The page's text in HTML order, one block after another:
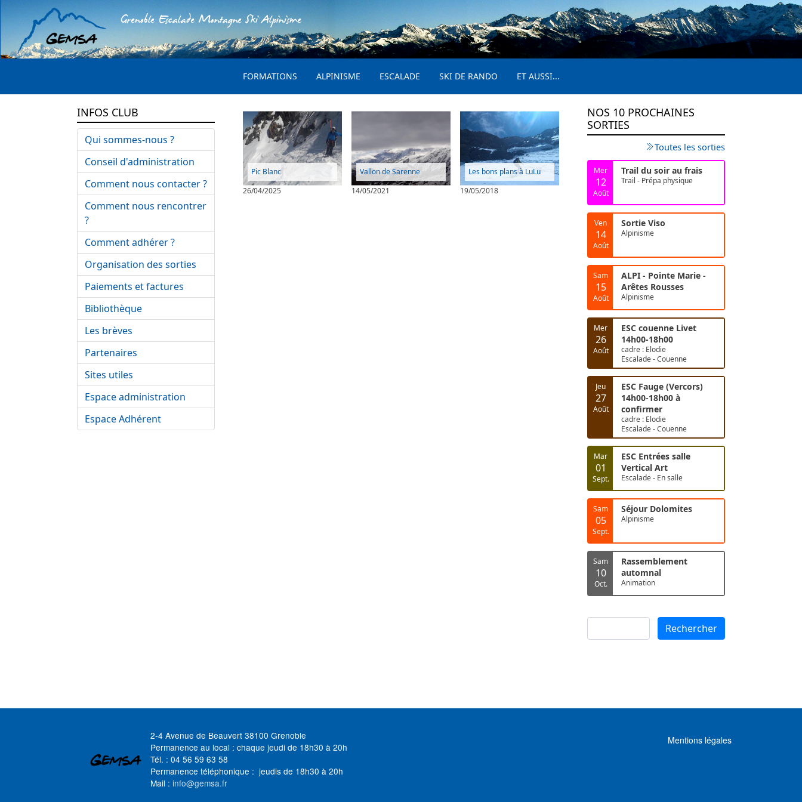
Aller au contenu principal
Grenoble Escalade Montagne Ski Alpinisme
FORMATIONS ALPINISME ESCALADE SKI DE RANDO ET AUSSI...
Pic Blanc
26/04/2025
Vallon de Sarenne
14/05/2021
Les bons plans à LuLu
19/05/2018
INFOS CLUB
Qui sommes-nous ?
Conseil d'administration
Comment nous contacter ?
Comment nous rencontrer
?
Comment adhérer ?
Organisation des sorties
Paiements et factures
Bibliothèque
Les brèves
Partenaires
Sites utiles
Espace administration
Espace Adhérent
NOS 10 PROCHAINES
SORTIES
Toutes les sorties
Mer
12
Août
Trail du soir au frais
Trail - Prépa physique
Ven
14
Août
Sortie Viso
Alpinisme
Sam
15
Août
ALPI - Pointe Marie -
Arêtes Rousses
Alpinisme
Mer
26
Août
ESC couenne Livet
14h00-18h00
cadre : Elodie
Escalade - Couenne
Jeu
27
Août
ESC Fauge (Vercors)
14h00-18h00 à
confirmer
cadre : Elodie
Escalade - Couenne
Mar
01
Sept.
ESC Entrées salle
Vertical Art
Escalade - En salle
Sam
05
Sept.
Séjour Dolomites
Alpinisme
Sam
10
Oct.
Rassemblement
automnal
Animation
Rechercher Rechercher
2-4 Avenue de Beauvert 38100 Grenoble
Permanence au local : chaque jeudi de 18h30 à 20h
Tél. : 04 56 59 63 58
Permanence téléphonique : jeudis de 18h30 à 20h
Mail : info@gemsa.fr
Mentions légales